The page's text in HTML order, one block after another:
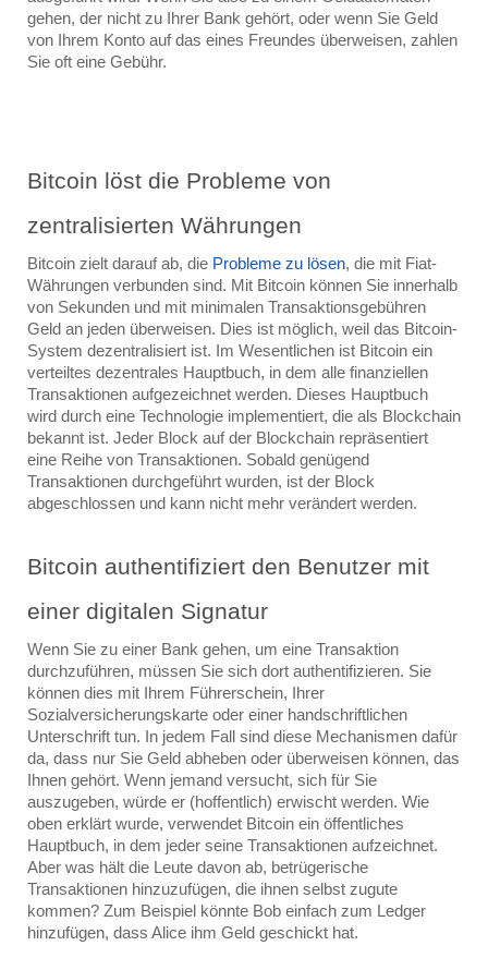
gehen, der nicht zu Ihrer Bank gehört, oder wenn Sie Geld
von Ihrem Konto auf das eines Freundes überweisen, zahlen
Sie oft eine Gebühr.
Bitcoin löst die Probleme von
zentralisierten Währungen
Bitcoin zielt darauf ab, die Probleme zu lösen, die mit Fiat-
Währungen verbunden sind. Mit Bitcoin können Sie innerhalb
von Sekunden und mit minimalen Transaktionsgebühren
Geld an jeden überweisen. Dies ist möglich, weil das Bitcoin-
System dezentralisiert ist. Im Wesentlichen ist Bitcoin ein
verteiltes dezentrales Hauptbuch, in dem alle finanziellen
Transaktionen aufgezeichnet werden. Dieses Hauptbuch
wird durch eine Technologie implementiert, die als Blockchain
bekannt ist. Jeder Block auf der Blockchain repräsentiert
eine Reihe von Transaktionen. Sobald genügend
Transaktionen durchgeführt wurden, ist der Block
abgeschlossen und kann nicht mehr verändert werden.
Bitcoin authentifiziert den Benutzer mit
einer digitalen Signatur
Wenn Sie zu einer Bank gehen, um eine Transaktion
durchzuführen, müssen Sie sich dort authentifizieren. Sie
können dies mit Ihrem Führerschein, Ihrer
Sozialversicherungskarte oder einer handschriftlichen
Unterschrift tun. In jedem Fall sind diese Mechanismen dafür
da, dass nur Sie Geld abheben oder überweisen können, das
Ihnen gehört. Wenn jemand versucht, sich für Sie
auszugeben, würde er (hoffentlich) erwischt werden. Wie
oben erklärt wurde, verwendet Bitcoin ein öffentliches
Hauptbuch, in dem jeder seine Transaktionen aufzeichnet.
Aber was hält die Leute davon ab, betrügerische
Transaktionen hinzuzufügen, die ihnen selbst zugute
kommen? Zum Beispiel könnte Bob einfach zum Ledger
hinzufügen, dass Alice ihm Geld geschickt hat.